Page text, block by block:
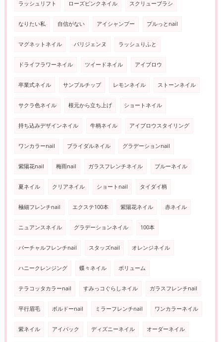
ラッシュリフト ローズピンクネイル スクリューブラシ
なりたい私 自信がない アイシャンプー プルっとnail
マグネットネイル パリジェンヌ ラッシュりふと
ドライフラワーネイル ツイードネイル アイブロウ
卒業式ネイル サンプルチップ レモンネイル ストーンネイル
サクラ色ネイル 根元から立ち上げ ショートネイル
持ち込みデザインネイル 牛柄ネイル アイブロウスタイリング
ワンカラーnail ブライダルネイル グラデーションnail
紫陽花nail 梅雨nail ガラスフレンチネイル ブルーネイル
夏ネイル クリアネイル ショートnail タイダイ柄
極細フレンチnail エクステ100本 紫陽花ネイル 赤ネイル
ニュアンスネイル グラデーションネイル 100本
バーチャルフレンチnail スタッズnail オレンジネイル
ハニークレンジング 蝶々ネイル ボリューム
テラコッタカラーnail すみっコぐらしネイル ガラスフレンチnail
平行眉毛 ボルドーnail ミラーフレンチnail ワンカラーネイル
紫ネイル アイパック ディズニーネイル オーダーネイル